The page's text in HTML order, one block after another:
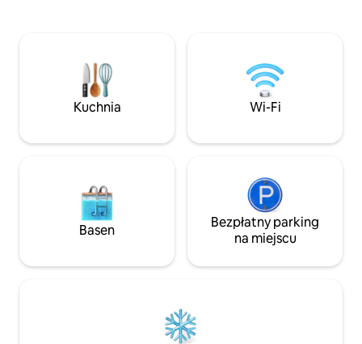
aż do sklepienia, i spoglądać na las
znajduje się 40-50 minut jazdy
samochodem. Idealna lokalizacja do
Reykjaviku i 25
to idealne
szukających
Kuchnia Wi-Fi
Basen
Bezpłatny parking
na miejscu